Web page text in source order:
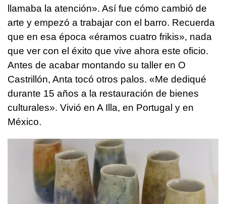
llamaba la atención». Así fue cómo cambió de
arte y empezó a trabajar con el barro. Recuerda
que en esa época «éramos cuatro frikis», nada
que ver con el éxito que vive ahora este oficio.
Antes de acabar montando su taller en O
Castrillón, Anta tocó otros palos. «Me dediqué
durante 15 años a la restauración de bienes
culturales». Vivió en A Illa, en Portugal y en
México.